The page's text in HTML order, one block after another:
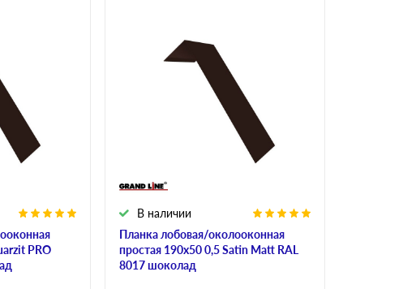
PRO
Планка лобовая/околооконная
простая 190х50 0,5 Satin Мatt RAL
8017 шоколад
В наличии